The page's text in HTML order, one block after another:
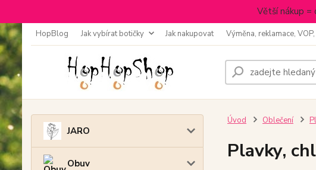
Větší nákup =
HopBlog Jak vybírat botičky Jak nakupovat Výměna, reklamace,
JARO
Obuv
Úvod Oblečení
Plavky,